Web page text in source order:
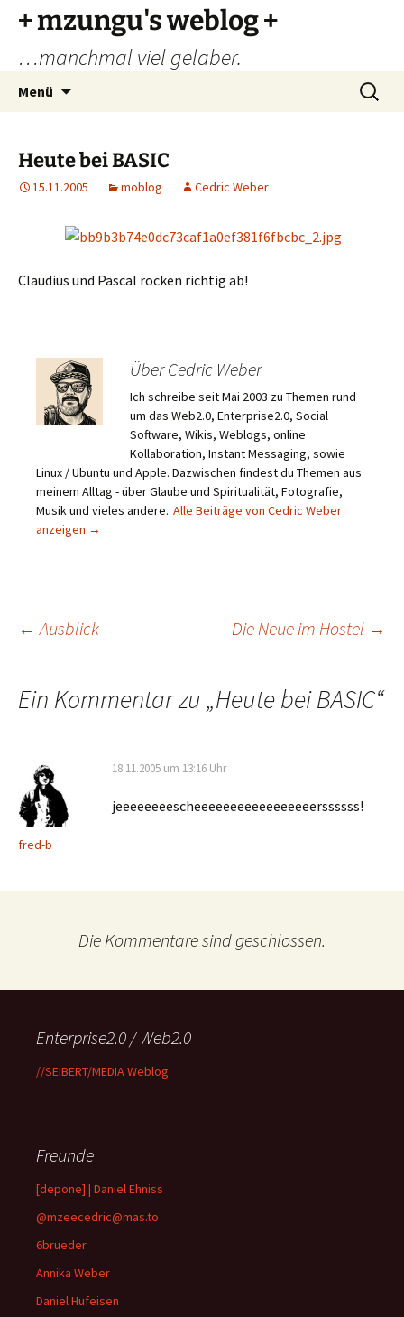
Zum
Inhalt
springen
+ mzungu's weblog +
…manchmal viel gelaber.
Menü
Suchen
nach:
Heute bei BASIC
15.11.2005 moblog Cedric Weber
Claudius und Pascal rocken richtig ab!
Über Cedric Weber
Ich schreibe seit Mai 2003 zu Themen rund
um das Web2.0, Enterprise2.0, Social
Software, Wikis, Weblogs, online
Kollaboration, Instant Messaging, sowie
Linux / Ubuntu und Apple. Dazwischen findest du Themen aus
meinem Alltag - über Glaube und Spiritualität, Fotografie,
Musik und vieles andere. Alle Beiträge von Cedric Weber
anzeigen →
Beitragsnavigation
← Ausblick Die Neue im Hostel →
Ein Kommentar zu „Heute bei BASIC“
fred-b
18.11.2005 um 13:16 Uhr
jeeeeeeeescheeeeeeeeeeeeeeeeerssssss!
Die Kommentare sind geschlossen.
Enterprise2.0 / Web2.0
//SEIBERT/MEDIA Weblog
Freunde
[depone] | Daniel Ehniss
@mzeecedric@mas.to
6brueder
Annika Weber
Daniel Hufeisen